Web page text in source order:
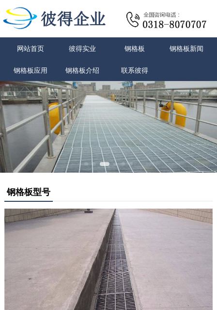
网站首页 彼得实业 钢格板 钢格板新闻
钢格板应用 钢格板介绍 联系彼得
钢格板型号